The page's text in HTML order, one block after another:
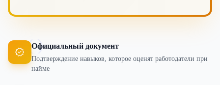
()
Официальный документ
Подтверждение навыков, которое оценят работодатели при
найме